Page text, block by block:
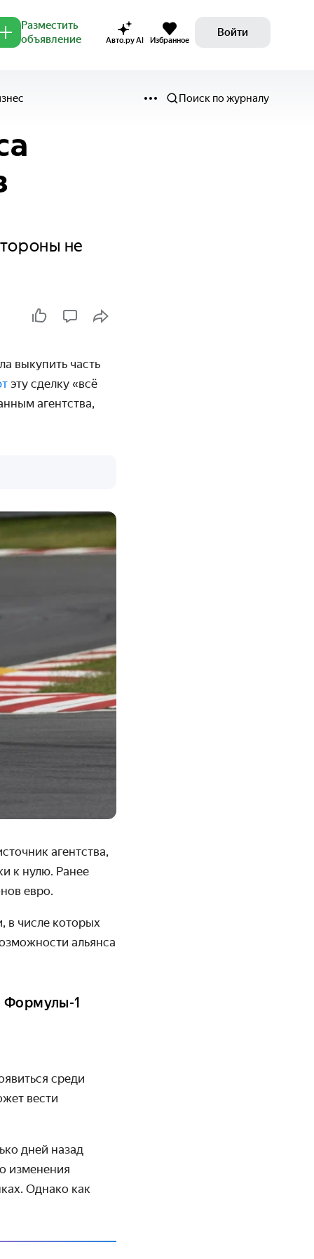
Разместить
объявление
Авто.ру AI Избранное
Войти
Поиск по журналу
не
выкупить часть
эту сделку «всё
агентства,
агентства,
к нулю. Ранее
евро.
в числе которых
альянса
Формулы-1
среди
вести
дней назад
изменения
Однако как